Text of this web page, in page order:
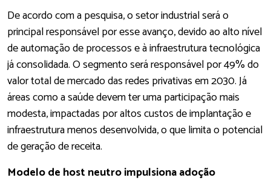
De acordo com a pesquisa, o setor industrial será o
principal responsável por esse avanço, devido ao alto nível
de automação de processos e à infraestrutura tecnológica
já consolidada. O segmento será responsável por 49% do
valor total de mercado das redes privativas em 2030. Já
áreas como a saúde devem ter uma participação mais
modesta, impactadas por altos custos de implantação e
infraestrutura menos desenvolvida, o que limita o potencial
de geração de receita.
Modelo de host neutro impulsiona adoção